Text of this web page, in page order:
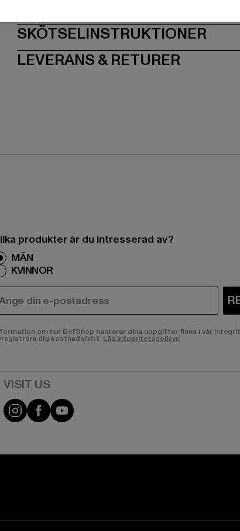
SKÖTSELINSTRUKTIONER
LEVERANS & RETURER
produkter är du intresserad av?
MÄN
KVINNOR
POST
om hur DefShop hanterar dina uppgifter finns i vår
dig kostnadsfritt. Läs integritetspolicyn
Visit our Instagram page:
Visit our Facebook page:
Visit our YouTube channel: